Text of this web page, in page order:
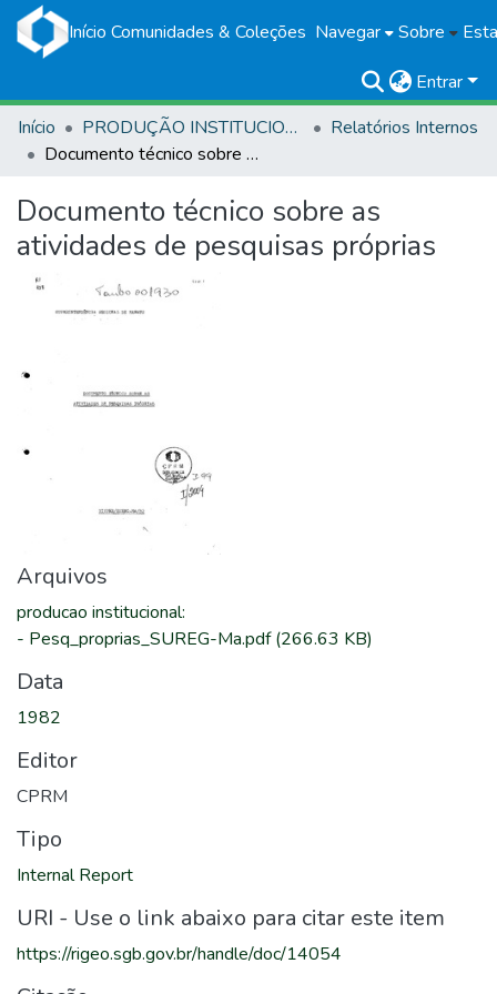
Início Comunidades & Coleções Navegar Sobre
Entrar
Início
PRODUÇÃO INSTITUCIONAL
Relatórios Internos
Documento técnico sobre as atividades de pesquisas próprias
Documento técnico sobre as
atividades de pesquisas próprias
Arquivos
producao institucional:
- Pesq_proprias_SUREG-Ma.pdf(266.63 KB)
Data
1982
Editor
CPRM
Tipo
Internal Report
URI - Use o link abaixo para citar este item
https://rigeo.sgb.gov.br/handle/doc/14054